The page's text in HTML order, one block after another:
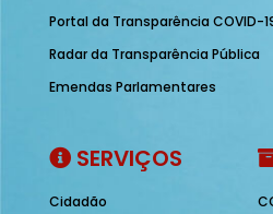
Portal da Transparência COVID-
Radar da Transparência Pública
Emendas Parlamentares
SERVIÇOS
Cidadão